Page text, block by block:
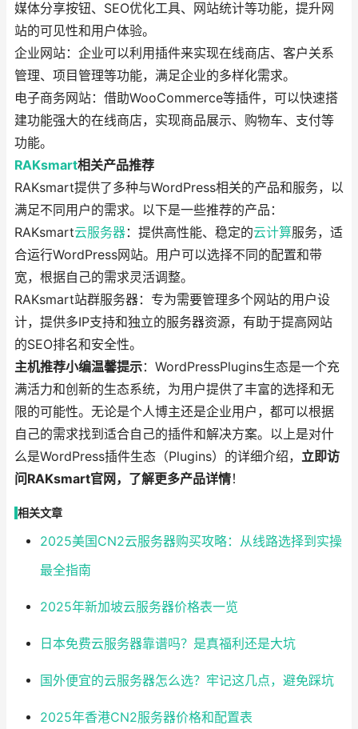
媒体分享按钮、SEO优化工具、网站统计等功能，提升网
站的可见性和用户体验。
企业网站：企业可以利用插件来实现在线商店、客户关系
管理、项目管理等功能，满足企业的多样化需求。
电子商务网站：借助WooCommerce等插件，可以快速搭
建功能强大的在线商店，实现商品展示、购物车、支付等
功能。
RAKsmart相关产品推荐
RAKsmart提供了多种与WordPress相关的产品和服务，以
满足不同用户的需求。以下是一些推荐的产品：
RAKsmart云服务器：提供高性能、稳定的云计算服务，适
合运行WordPress网站。用户可以选择不同的配置和带
宽，根据自己的需求灵活调整。
RAKsmart站群服务器：专为需要管理多个网站的用户设
计，提供多IP支持和独立的服务器资源，有助于提高网站
的SEO排名和安全性。
主机推荐小编温馨提示：WordPressPlugins生态是一个充
满活力和创新的生态系统，为用户提供了丰富的选择和无
限的可能性。无论是个人博主还是企业用户，都可以根据
自己的需求找到适合自己的插件和解决方案。以上是对什
么是WordPress插件生态（Plugins）的详细介绍， 立即访
问RAKsmart官网，了解更多产品详情！
相关文章
2025美国CN2云服务器购买攻略：从线路选择到实操
最全指南
2025年新加坡云服务器价格表一览
日本免费云服务器靠谱吗？是真福利还是大坑
国外便宜的云服务器怎么选？牢记这几点，避免踩坑
2025年香港CN2服务器价格和配置表